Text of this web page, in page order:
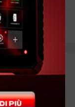
le marce si